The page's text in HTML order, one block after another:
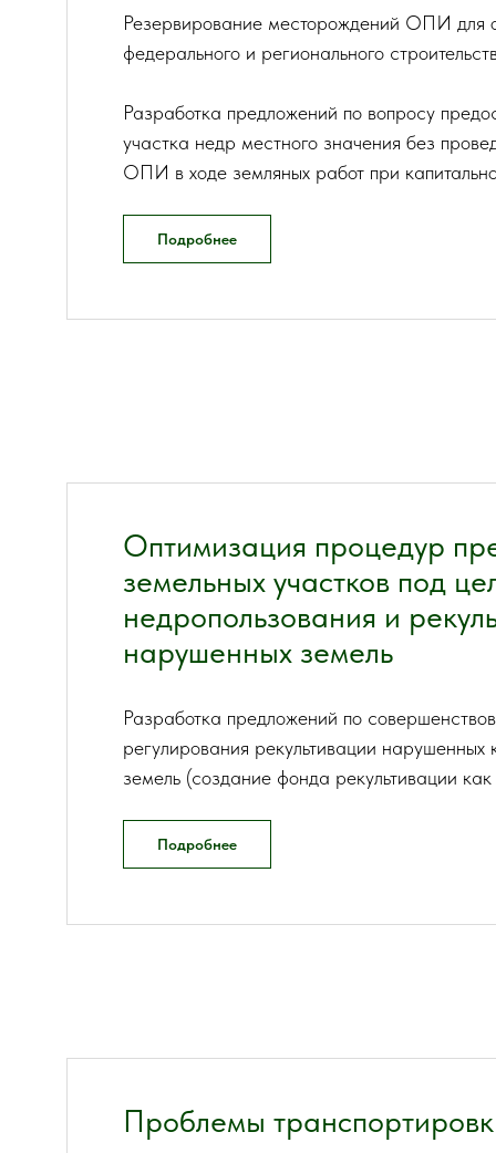
Резервирование месторождений ОПИ для
федерального и регионального
Разработка предложений по вопросу
участка недр местного значения без
ОПИ в ходе земляных работ при
Подробнее
Оптимизация процедур
земельных участков под
недропользования и
нарушенных земель
Разработка предложений по
регулирования рекультивации
земель (создание фонда рекультивации
Подробнее
Проблемы